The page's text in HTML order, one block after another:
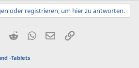
oder registrieren, um hier zu antworten.
RedditWhatsApp
E-MailLink
-Tablets